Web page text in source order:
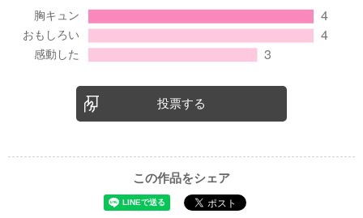
投票する
この作品をシェア